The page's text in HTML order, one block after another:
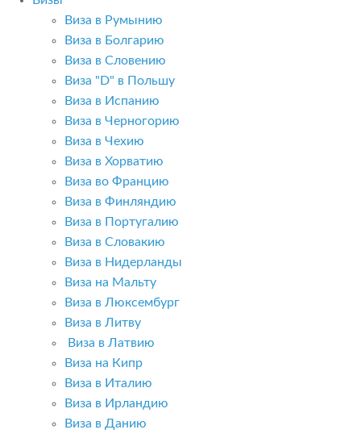
Виза в Румынию
Виза в Болгарию
Виза в Словению
Виза "D" в Польшу
Виза в Испанию
Виза в Черногорию
Виза в Чехию
Виза в Хорватию
Виза во Францию
Виза в Финляндию
Виза в Португалию
Виза в Словакию
Виза в Нидерланды
Виза на Мальту
Виза в Люксембург
Виза в Литву
Виза в Латвию
Виза на Кипр
Виза в Италию
Виза в Ирландию
Виза в Данию